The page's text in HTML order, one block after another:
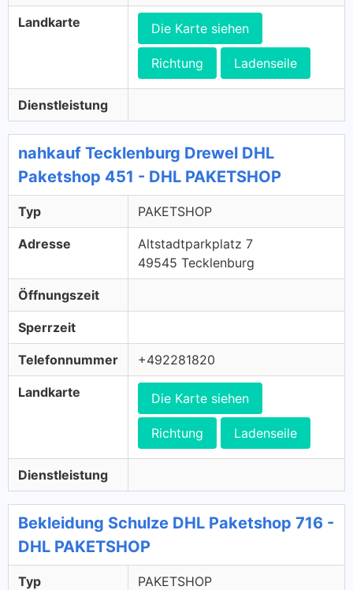
Landkarte Die Karte siehen
Richtung Ladenseile
Dienstleistung
nahkauf Tecklenburg Drewel DHL
Paketshop 451 - DHL PAKETSHOP
Typ PAKETSHOP
Adresse
Altstadtparkplatz 7
49545 Tecklenburg
Öffnungszeit
Sperrzeit
Telefonnummer +492281820
Landkarte Die Karte siehen
Richtung Ladenseile
Dienstleistung
Bekleidung Schulze DHL Paketshop 716 -
DHL PAKETSHOP
Typ PAKETSHOP